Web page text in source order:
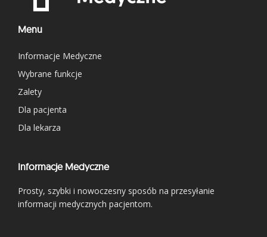
Menu
Informacje Medyczne
Wybrane funkcje
Zalety
Dla pacjenta
Dla lekarza
Informacje Medyczne
Prosty, szybki i nowoczesny sposób na przesyłanie
informacji medycznych pacjentom.